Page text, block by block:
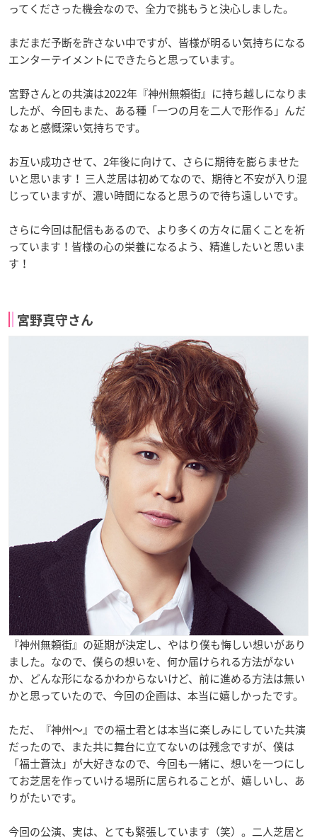
ってくださった機会なので、全力で挑もうと決心しました。
まだまだ予断を許さない中ですが、皆様が明るい気持ちになる
エンターテイメントにできたらと思っています。
宮野さんとの共演は2022年『神州無頼街』に持ち越しになりま
したが、今回もまた、ある種「一つの月を二人で形作る」んだ
なぁと感慨深い気持ちです。
お互い成功させて、2年後に向けて、さらに期待を膨らませた
いと思います！ 三人芝居は初めてなので、期待と不安が入り混
じっていますが、濃い時間になると思うので待ち遠しいです。
さらに今回は配信もあるので、より多くの方々に届くことを祈
っています！皆様の心の栄養になるよう、精進したいと思いま
す！
宮野真守さん
『神州無頼街』の延期が決定し、やはり僕も悔しい想いがあり
ました。なので、僕らの想いを、何か届けられる方法がない
か、どんな形になるかわからないけど、前に進める方法は無い
かと思っていたので、今回の企画は、本当に嬉しかったです。
ただ、『神州～』での福士君とは本当に楽しみにしていた共演
だったので、また共に舞台に立てないのは残念ですが、僕は
「福士蒼汰」が大好きなので、今回も一緒に、想いを一つにし
てお芝居を作っていける場所に居られることが、嬉しいし、あ
りがたいです。
今回の公演、実は、とても緊張しています（笑）。二人芝居と